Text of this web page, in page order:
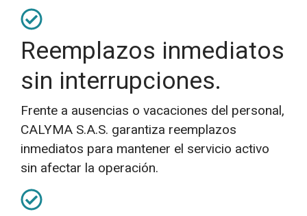
Reemplazos inmediatos
sin interrupciones.
Frente a ausencias o vacaciones del personal,
CALYMA S.A.S. garantiza reemplazos
inmediatos para mantener el servicio activo
sin afectar la operación.